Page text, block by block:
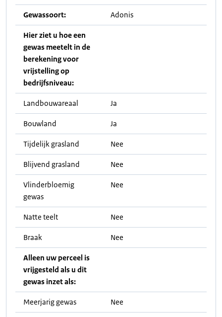
Gewassoort: Adonis
Hier ziet u hoe een
gewas meetelt in de
berekening voor
vrijstelling op
bedrijfsniveau:
Landbouwareaal Ja
Bouwland Ja
Tijdelijk grasland Nee
Blijvend grasland Nee
Vlinderbloemig
gewas
Nee
Natte teelt Nee
Braak Nee
Alleen uw perceel is
vrijgesteld als u dit
gewas inzet als:
Meerjarig gewas Nee